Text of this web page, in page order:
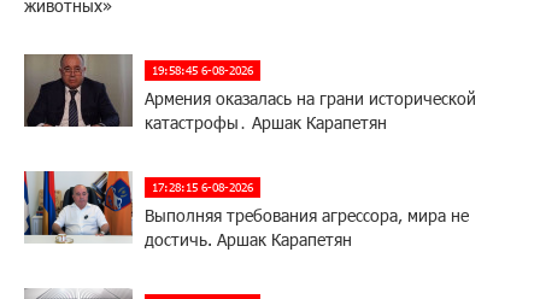
животных»
19:58:45 6-08-2026
Армения оказалась на грани исторической
катастрофы․ Аршак Карапетян
17:28:15 6-08-2026
Выполняя требования агрессора, мира не
достичь. Аршак Карапетян